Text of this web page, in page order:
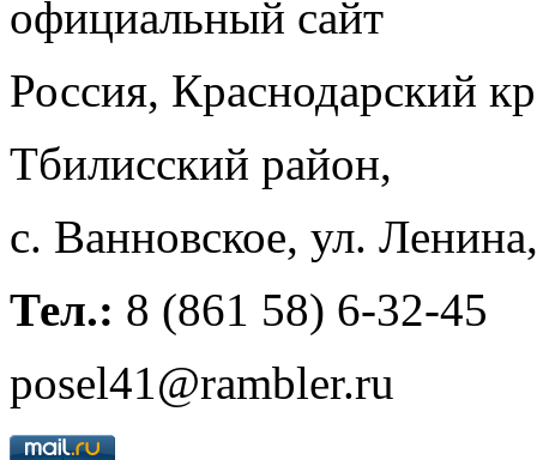
официальный сайт
Россия, Краснодарский
Тбилисский район,
с. Ванновское, ул.
Тел.: 8 (861 58) 6-32-45
posel41@rambler.ru